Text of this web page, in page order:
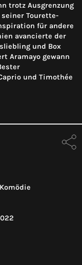
trotz Ausgrenzung
Tourette-
für andere
avancierte der
und Box
Aramayo gewann
und Timothée